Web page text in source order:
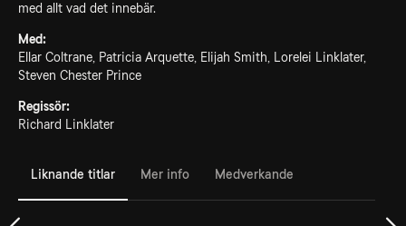
med allt vad det innebär.
Med:
Ellar Coltrane, Patricia Arquette, Elijah Smith, Lorelei Linklater,
Steven Chester Prince
Regissör:
Richard Linklater
Liknande titlar Mer info Medverkande